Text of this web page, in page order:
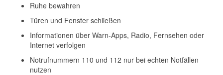
Ruhe bewahren
Türen und Fenster schließen
Informationen über Warn-Apps, Radio, Fernsehen oder
Internet verfolgen
Notrufnummern 110 und 112 nur bei echten Notfällen
nutzen